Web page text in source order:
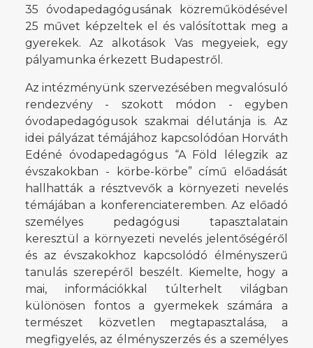
35 óvodapedagógusának közreműködésével
25 művet képzeltek el és valósítottak meg a
gyerekek. Az alkotások Vas megyeiek, egy
pályamunka érkezett Budapestről.
Az intézményünk szervezésében megvalósuló
rendezvény - szokott módon - egyben
óvodapedagógusok szakmai délutánja is. Az
idei pályázat témájához kapcsolódóan Horváth
Edéné óvodapedagógus “A Föld lélegzik az
évszakokban - körbe-körbe” című előadását
hallhatták a résztvevők a környezeti nevelés
témájában a konferenciateremben. Az előadó
személyes pedagógusi tapasztalatain
keresztül a környezeti nevelés jelentőségéről
és az évszakokhoz kapcsolódó élményszerű
tanulás szerepéről beszélt. Kiemelte, hogy a
mai, információkkal túlterhelt világban
különösen fontos a gyermekek számára a
természet közvetlen megtapasztalása, a
megfigyelés, az élményszerzés és a személyes